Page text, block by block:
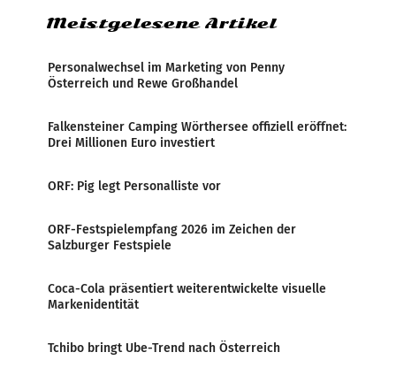
Meistgelesene Artikel
Personalwechsel im Marketing von Penny
Österreich und Rewe Großhandel
Falkensteiner Camping Wörthersee offiziell eröffnet:
Drei Millionen Euro investiert
ORF: Pig legt Personalliste vor
ORF-Festspielempfang 2026 im Zeichen der
Salzburger Festspiele
Coca-Cola präsentiert weiterentwickelte visuelle
Markenidentität
Tchibo bringt Ube-Trend nach Österreich